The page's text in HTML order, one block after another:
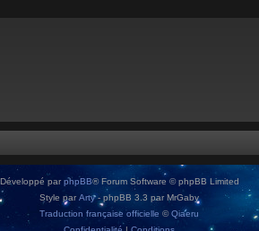
Développé par phpBB® Forum Software © phpBB Limited
Style par Arty- phpBB 3.3 par MrGaby
Traduction française officielle ©Qiaeru